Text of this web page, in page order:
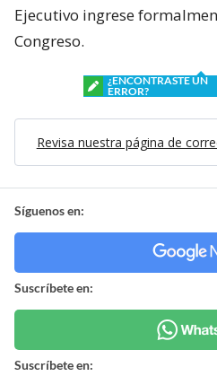
Ejecutivo ingrese
Congreso.
¿ENCONTRASTE UN
ERROR?
Revisa nuestra página de
Síguenos en:
Suscríbete en:
Suscríbete en: